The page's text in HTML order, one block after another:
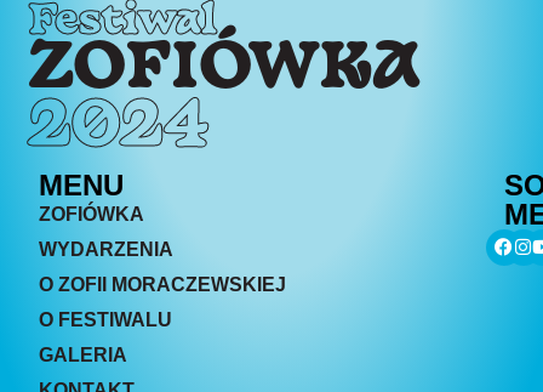
Festiwal
ZOFIÓWKA
2024
MENU
ZOFIÓWKA
WYDARZENIA
O ZOFII MORACZEWSKIEJ
O FESTIWALU
GALERIA